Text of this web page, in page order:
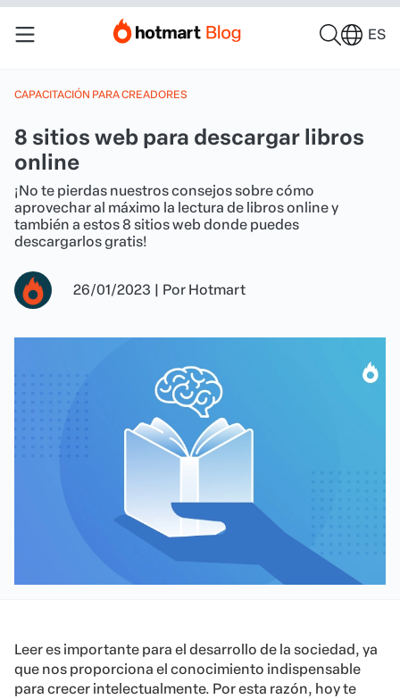
ES
CAPACITACIÓN PARA CREADORES
8 sitios web para descargar libros
online
¡No te pierdas nuestros consejos sobre cómo
aprovechar al máximo la lectura de libros online y
también a estos 8 sitios web donde puedes
descargarlos gratis!
26/01/2023 | Por Hotmart
Leer es importante para el desarrollo de la sociedad, ya
que nos proporciona el conocimiento indispensable
para crecer intelectualmente. Por esta razón, hoy te